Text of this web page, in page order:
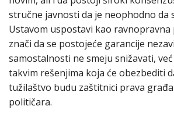
stručne javnosti da je neophodno da
Ustavom uspostavi kao ravnopravna
znači da se postojeće garancije
samostalnosti ne smeju snižavati,
takvim rešenjima koja će obezbediti
tužilaštvo budu zaštitnici prava
političara.